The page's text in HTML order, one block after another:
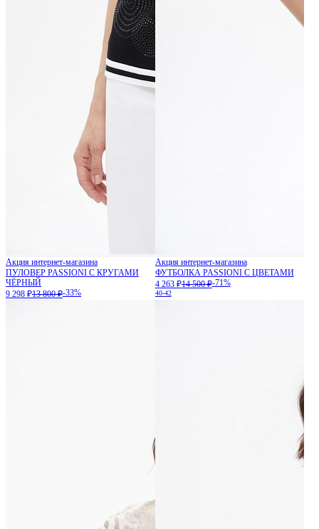
Акция интернет-магазина
ПУЛОВЕР PASSIONI С КРУГАМИ
ЧЁРНЫЙ
9 298 ₽13 800 ₽-33%
Акция интернет-магазина
ФУТБОЛКА PASSIONI С ЦВЕТАМИ
4 263 ₽14 500 ₽-71%
40-42